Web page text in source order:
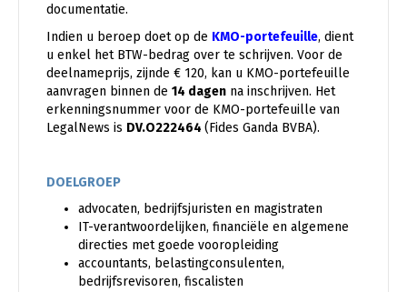
documentatie.
Indien u beroep doet op de KMO-portefeuille, dient
u enkel het BTW-bedrag over te schrijven. Voor de
deelnameprijs, zijnde € 120, kan u KMO-portefeuille
aanvragen binnen de 14 dagen na inschrijven. Het
erkenningsnummer voor de KMO-portefeuille van
LegalNews is DV.O222464 (Fides Ganda BVBA).
DOELGROEP
advocaten, bedrijfsjuristen en magistraten
IT-verantwoordelijken, financiële en algemene
directies met goede vooropleiding
accountants, belastingconsulenten,
bedrijfsrevisoren, fiscalisten